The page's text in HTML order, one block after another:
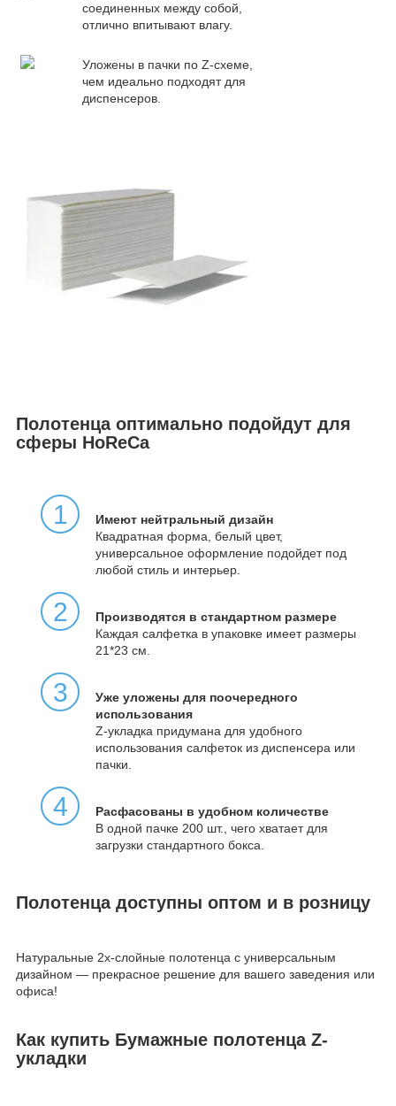
соединенных между собой,
отлично впитывают влагу.
Уложены в пачки по Z-схеме,
чем идеально подходят для
диспенсеров.
Полотенца оптимально подойдут для
сферы HoReCa
1
Имеют нейтральный дизайн
Квадратная форма, белый цвет,
универсальное оформление подойдет под
любой стиль и интерьер.
2
Производятся в стандартном размере
Каждая салфетка в упаковке имеет размеры
21*23 см.
3
Уже уложены для поочередного
использования
Z-укладка придумана для удобного
использования салфеток из диспенсера или
пачки.
4
Расфасованы в удобном количестве
В одной пачке 200 шт., чего хватает для
загрузки стандартного бокса.
Полотенца доступны оптом и в розницу
Натуральные 2х-слойные полотенца с универсальным
дизайном — прекрасное решение для вашего заведения или
офиса!
Как купить Бумажные полотенца Z-
укладки